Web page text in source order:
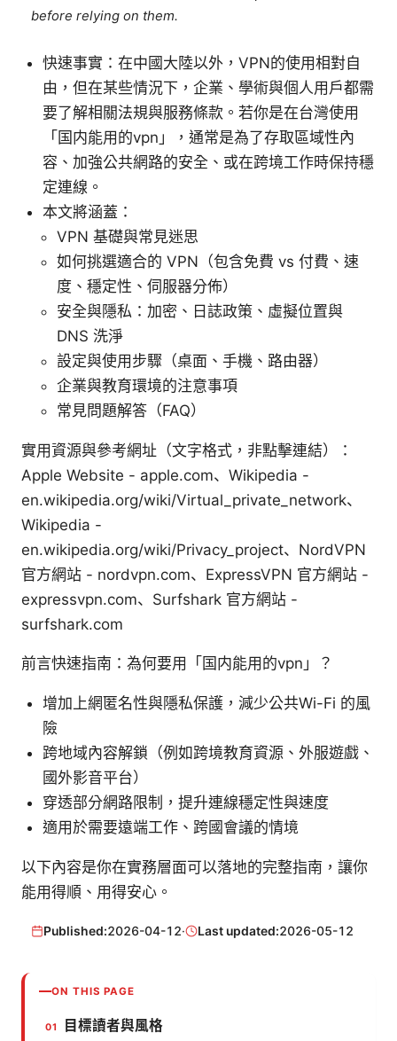
before relying on them.
快速事實：在中國大陸以外，VPN的使用相對自
由，但在某些情況下，企業、學術與個人用戶都需
要了解相關法規與服務條款。若你是在台灣使用
「国内能用的vpn」，通常是為了存取區域性內
容、加強公共網路的安全、或在跨境工作時保持穩
定連線。
本文將涵蓋：
VPN 基礎與常見迷思
如何挑選適合的 VPN（包含免費 vs 付費、速
度、穩定性、伺服器分佈）
安全與隱私：加密、日誌政策、虛擬位置與
DNS 洗淨
設定與使用步驟（桌面、手機、路由器）
企業與教育環境的注意事項
常見問題解答（FAQ）
實用資源與參考網址（文字格式，非點擊連結）：
Apple Website - apple.com、Wikipedia -
en.wikipedia.org/wiki/Virtual_private_network、
Wikipedia -
en.wikipedia.org/wiki/Privacy_project、NordVPN
官方網站 - nordvpn.com、ExpressVPN 官方網站 -
expressvpn.com、Surfshark 官方網站 -
surfshark.com
前言快速指南：為何要用「国内能用的vpn」？
增加上網匿名性與隱私保護，減少公共Wi-Fi 的風
險
跨地域內容解鎖（例如跨境教育資源、外服遊戲、
國外影音平台）
穿透部分網路限制，提升連線穩定性與速度
適用於需要遠端工作、跨國會議的情境
以下內容是你在實務層面可以落地的完整指南，讓你
能用得順、用得安心。
Published:2026-04-12· Last updated:2026-05-12
ON THIS PAGE
目標讀者與風格